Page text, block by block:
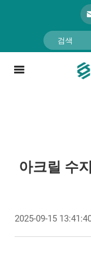
아크릴 수
2025-09-15